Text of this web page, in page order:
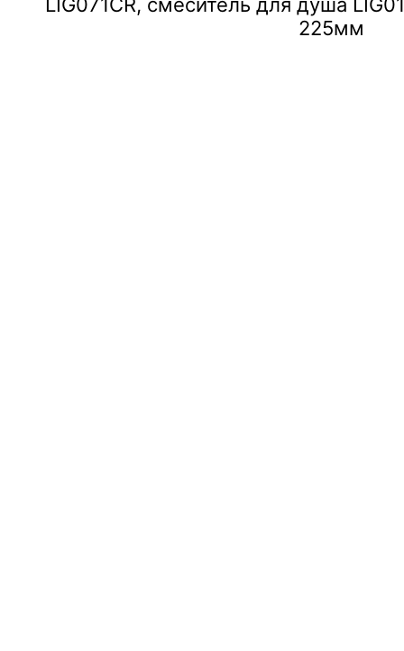
225мм